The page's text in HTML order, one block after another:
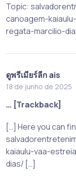
Topic:
canoagem-
regata-marcilio-
ดูพรีเมียร์ลีก ais
18 de junho de 2025
… [Trackback]
[…] Here you can
kaiaulu-vaa-
dias/ […]